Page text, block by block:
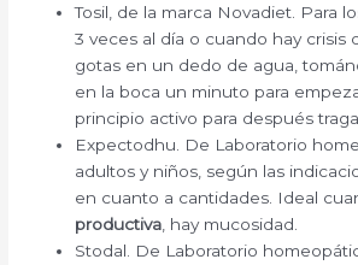
Tosil, de la marca Novadiet. Para
3 veces al día o cuando hay crisis
gotas en un dedo de agua,
en la boca un minuto para
principio activo para después
Expectodhu. De Laboratorio
adultos y niños, según las
en cuanto a cantidades. Ideal
productiva , hay mucosidad.
Stodal. De Laboratorio